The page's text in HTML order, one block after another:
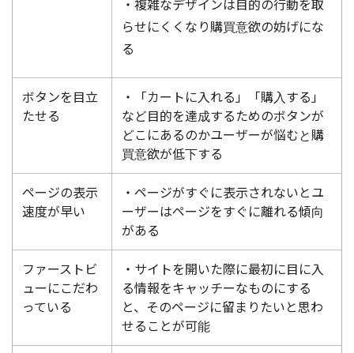
・複雑なデザインは目的の行動を取
らせにくくなり購買意欲の妨げにな
る
ボタンを目立
たせる
・「カートに入れる」「購入する」
など目的を達成するためのボタンが
どこにあるのかユーザーが悩むと購
買意欲が低下する
ページの表示
速度が早い
・ページがすぐに表示されないとユ
ーザーはページをすぐに離れる傾向
がある
ファーストビ
ューにこだわ
っている
・サイトを開いた際に最初に目に入
る情報をキャッチーなものにする
と、そのページに留まりたいと思わ
せることが可能